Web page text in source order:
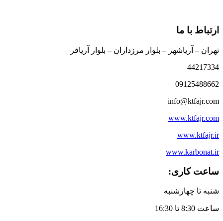
ارتباط با ما
تهران – آریاشهر – بلوار مرزداران – بلوار آریافر
44217334
09125488662
info@ktfajr.com
www.ktfajr.com
www.ktfajr.ir
www.karbonat.ir
ساعت کاری:
شنبه تا چهارشنبه
ساعت 8:30 تا 16:30